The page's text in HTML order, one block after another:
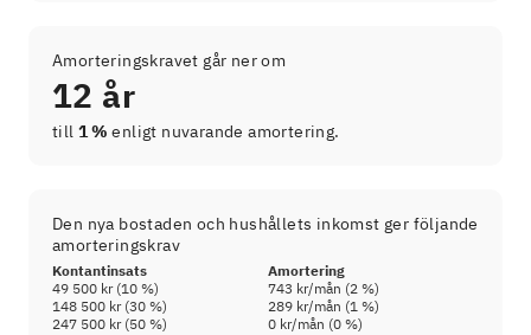
Amorteringskravet går ner om
12 år
till 1 % enligt nuvarande amortering.
Den nya bostaden och hushållets inkomst ger följande
amorteringskrav
Kontantinsats
Amortering
49 500 kr(10 %) 743 kr/mån (2 %)
148 500 kr(30 %) 289 kr/mån (1 %)
247 500 kr(50 %) 0 kr/mån (0 %)